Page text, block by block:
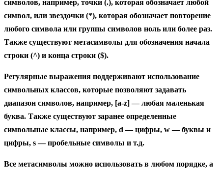
символов, например, точки (.), которая обозначает любой
символ, или звездочки (*), которая обозначает повторение
любого символа или группы символов ноль или более раз.
Также существуют метасимволы для обозначения начала
строки (^) и конца строки ($).
Регулярные выражения поддерживают использование
символьных классов, которые позволяют задавать
диапазон символов, например, [a-z] — любая маленькая
буква. Также существуют заранее определенные
символьные классы, например, d — цифры, w — буквы и
цифры, s — пробельные символы и т.д.
Все метасимволы можно использовать в любом порядке, а